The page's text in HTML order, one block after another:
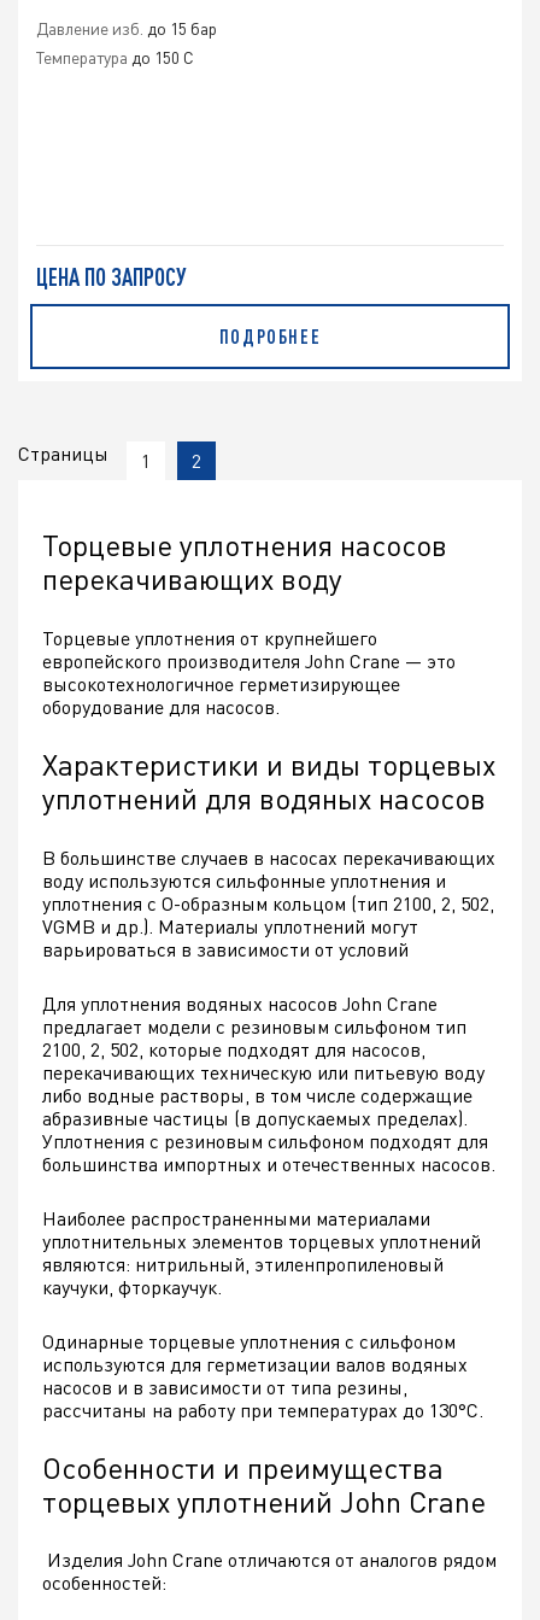
Давление изб. до 15 бар
Температура до 150 C
ЦЕНА ПО ЗАПРОСУ
ПОДРОБНЕЕ
Страницы 1 2
Торцевые уплотнения насосов
перекачивающих воду
Торцевые уплотнения от крупнейшего
европейского производителя John Crane — это
высокотехнологичное герметизирующее
оборудование для насосов.
Характеристики и виды торцевых
уплотнений для водяных насосов
В большинстве случаев в насосах перекачивающих
воду используются сильфонные уплотнения и
уплотнения с О-образным кольцом (тип 2100, 2, 502,
VGMB и др.). Материалы уплотнений могут
варьироваться в зависимости от условий
Для уплотнения водяных насосов John Crane
предлагает модели с резиновым сильфоном тип
2100, 2, 502, которые подходят для насосов,
перекачивающих техническую или питьевую воду
либо водные растворы, в том числе содержащие
абразивные частицы (в допускаемых пределах).
Уплотнения с резиновым сильфоном подходят для
большинства импортных и отечественных насосов.
Наиболее распространенными материалами
уплотнительных элементов торцевых уплотнений
являются: нитрильный, этиленпропиленовый
каучуки, фторкаучук.
Одинарные торцевые уплотнения с сильфоном
используются для герметизации валов водяных
насосов и в зависимости от типа резины,
рассчитаны на работу при температурах до 130°С.
Особенности и преимущества
торцевых уплотнений John Crane
Изделия John Crane отличаются от аналогов рядом
особенностей: